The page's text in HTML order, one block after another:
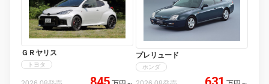
ＧＲヤリス
トヨタ
プレリュード
ホンダ